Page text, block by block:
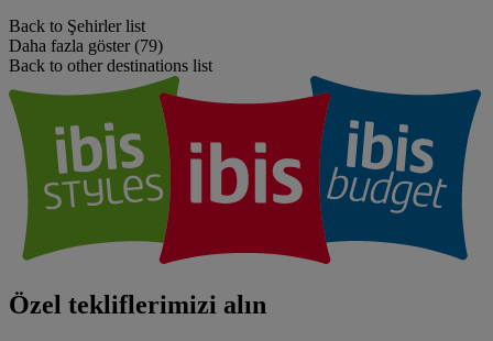
Back to Şehirler list
Daha fazla göster (79)
Back to other destinations list
Özel tekliflerimizi alın